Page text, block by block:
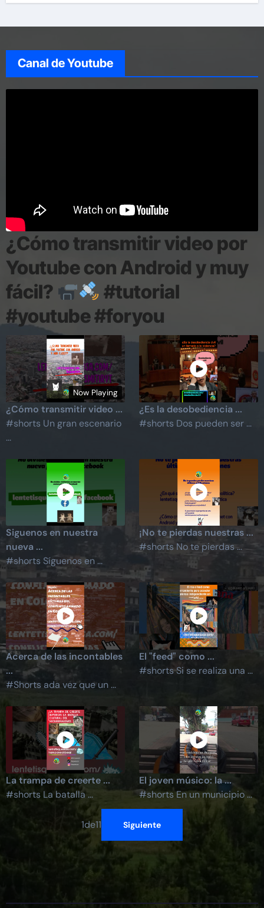
Canal de Youtube
¿Cómo transmitir video por
Youtube con Android y muy
fácil?
#tutorial
#youtube #foryou
Now Playing
¿Cómo transmitir video ...
#shorts Un gran escenario
...
¿Es la desobediencia ...
#shorts Dos pueden ser ...
Siguenos en nuestra
nueva ...
#shorts Síguenos en ...
¡No te pierdas nuestras ...
#shorts No te pierdas ...
Acerca de las incontables
...
#Shorts ada vez que un ...
El "feed" como ...
#shorts Si se realiza una ...
La trampa de creerte ...
#shorts La batalla ...
El joven músico: la ...
#shorts En un municipio ...
1de11 Siguiente